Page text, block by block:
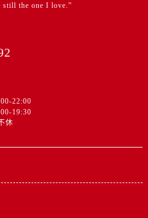
the one I love.”
22:00
19:30
休